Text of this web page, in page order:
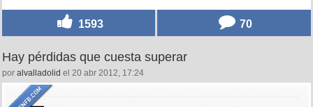
1593 70
Hay pérdidas que cuesta superar
por alvalladolid el 20 abr 2012, 17:24